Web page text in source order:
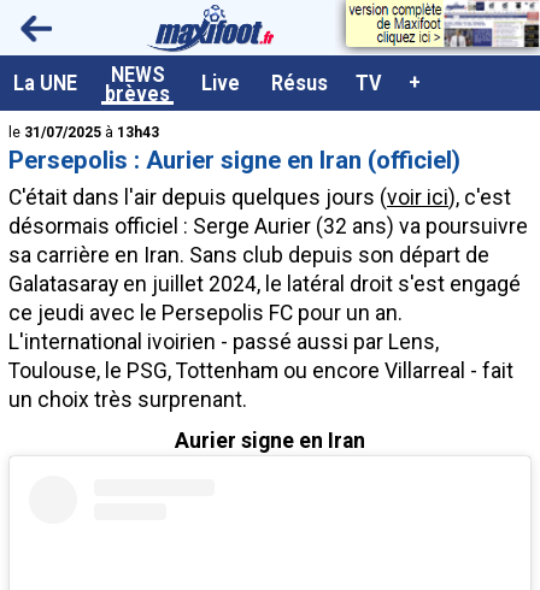
La UNE NEWS
brèves Live Résus TV +
<
le 31/07/2025 à 13h43
Persepolis : Aurier signe en Iran (officiel)
C'était dans l'air depuis quelques jours (voir ici), c'est
désormais officiel : Serge Aurier (32 ans) va poursuivre
sa carrière en Iran. Sans club depuis son départ de
Galatasaray en juillet 2024, le latéral droit s'est engagé
ce jeudi avec le Persepolis FC pour un an.
L'international ivoirien - passé aussi par Lens,
Toulouse, le PSG, Tottenham ou encore Villarreal - fait
un choix très surprenant.
Aurier signe en Iran
A la UNE
Dernières brèves
Live / Matchs en direct
Résultats et Classements
Class. buteurs européens
Programme TV foot
Vidéos
Sondages
Tableau transferts L1